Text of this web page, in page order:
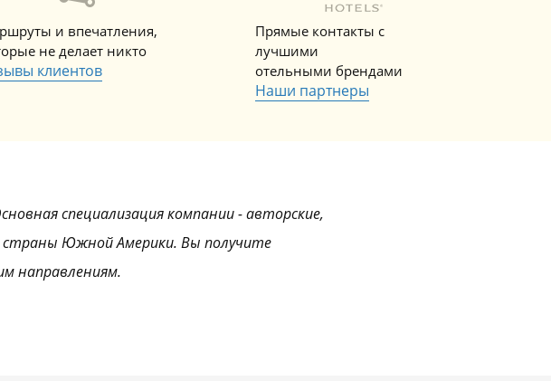
и впечатления,
не делает никто
клиентов
Прямые контакты с
лучшими
отельными брендами
Наши партнеры
специализация компании - авторские,
страны Южной Америки. Вы получите
направлениям.